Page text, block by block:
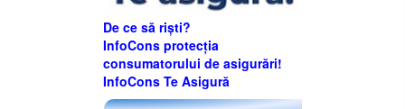
De ce să riști?
InfoCons protecția
consumatorului de asigurări!
InfoCons Te Asigură